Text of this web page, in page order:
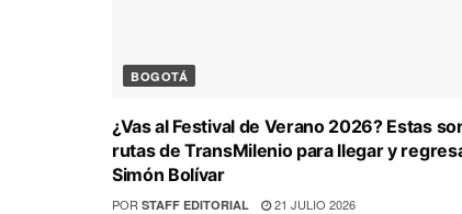
BOGOTÁ
¿Vas al Festival de Verano 2026? Estas
rutas de TransMilenio para llegar y
Simón Bolívar
POR STAFF EDITORIAL 21 JULIO 2026